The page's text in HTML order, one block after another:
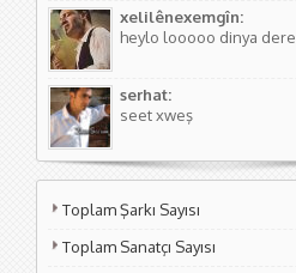
kıymetli olduğunu
Asıl söyleyen Seyade
xelilênexemgîn:
heylo looooo dinya
serhat:
seet xweş
Toplam Şarkı Sayısı
Toplam Sanatçı Sayısı